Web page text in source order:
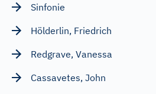
Sinfonie
Hölderlin, Friedrich
Redgrave, Vanessa
Cassavetes, John